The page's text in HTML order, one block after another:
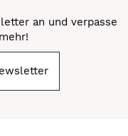
an und verpasse